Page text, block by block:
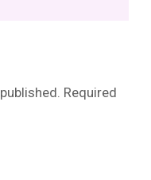
Required